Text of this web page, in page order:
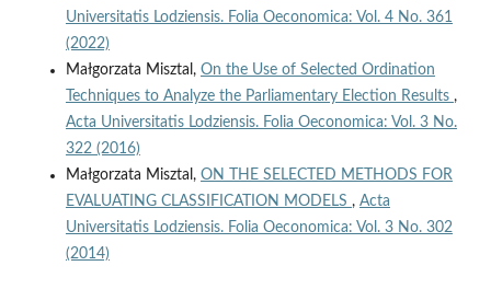
Universitatis Lodziensis. Folia Oeconomica: Vol. 4 No. 361
(2022)
Małgorzata Misztal, On the Use of Selected Ordination
Techniques to Analyze the Parliamentary Election Results ,
Acta Universitatis Lodziensis. Folia Oeconomica: Vol. 3 No.
322 (2016)
Małgorzata Misztal, ON THE SELECTED METHODS FOR
EVALUATING CLASSIFICATION MODELS , Acta
Universitatis Lodziensis. Folia Oeconomica: Vol. 3 No. 302
(2014)